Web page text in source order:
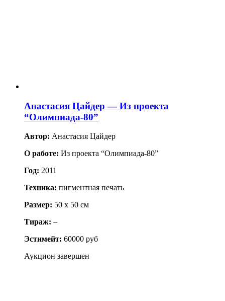
Анастасия Цайдер — Из проекта
“Олимпиада-80”
Автор: Анастасия Цайдер
О работе: Из проекта “Олимпиада-80”
Год: 2011
Техника: пигментная печать
Размер: 50 x 50 см
Тираж: –
Эстимейт: 60000 руб
Аукцион завершен